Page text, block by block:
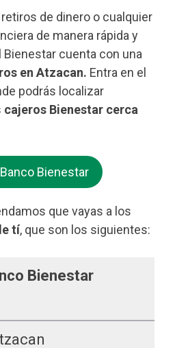
de dinero o cualquier
de manera rápida y
Bienestar cuenta con una
en Atzacan. Entra en el
podrás localizar
cajeros Bienestar cerca
Bienestar
que vayas a los
tí, que son los siguientes:
Bienestar